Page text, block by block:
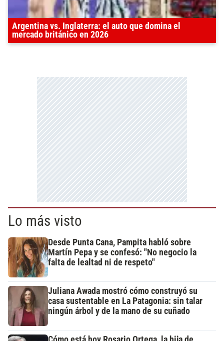
Argentina vs. Inglaterra: el auto que domina el
mercado británico en 2026
Lo más visto
Desde Punta Cana, Pampita habló sobre
Martín Pepa y se confesó: "No negocio la
falta de lealtad ni de respeto"
Juliana Awada mostró cómo construyó su
casa sustentable en La Patagonia: sin talar
ningún árbol y de la mano de su cuñado